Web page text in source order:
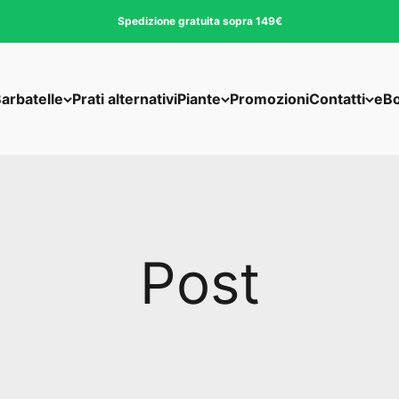
Spedizione gratuita sopra 149€
Prati alternativiPiante PromozioniContatti
Post